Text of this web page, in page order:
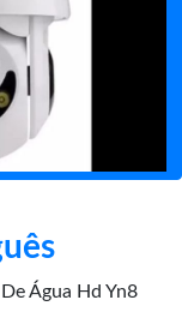
Água Hd Yn8